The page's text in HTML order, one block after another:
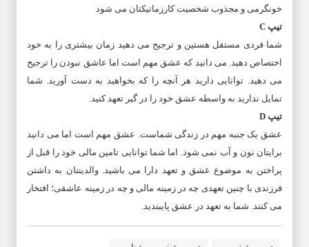
خونگرمی و مجذوب شخصیت کارزماتیکتان می شود
تیپ C
شما فردی مستقل هستین و ترجیح می دهید زمان بیشتری را به خود
اختصاص دهید. می دانید که عشق مهم است اما عاشق نبودن را ترجیح
می دهید. توانایی دارید هر آنچه را که بخواهید به دست آورید. شما
تمایل ندارید به واسطه عشق خود را در گیر تعهد کنید.
تیپ D
عشق یک جنبه مهم در زندگی شماست. عشق مهم است اما می دانید
برایتان نون و آب نمی شود. اما شما توانایی تامین مالی خود را قبل از
پراختن به موضوع عشق و تعهد دارا می باشید. والدینتان به داشتن
فرزندی با چنین تعهدی چه در زمینه مالی و چه در زمینه عاشقی؛ افتخار
می کنند. شما به تعهد در عشق پایبندید.